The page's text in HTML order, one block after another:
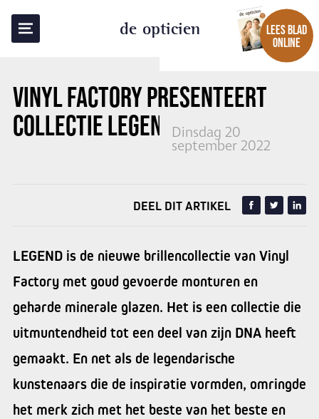
de opticien
LEES BLAD
ONLINE
VINYL FACTORY PRESENTEERT
COLLECTIELEGENDDinsdag 20
september 2022
TERUG NAAR OVERZICHT
DEEL DIT ARTIKEL
LEGEND is de nieuwe brillencollectie van Vinyl
Factory met goud gevoerde monturen en
geharde minerale glazen. Het is een collectie die
uitmuntendheid tot een deel van zijn DNA heeft
gemaakt. En net als de legendarische
kunstenaars die de inspiratie vormden, omringde
het merk zich met het beste van het beste en